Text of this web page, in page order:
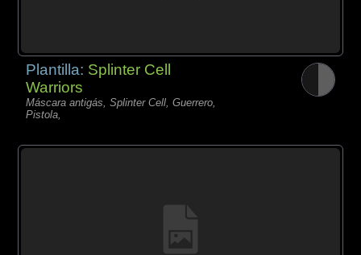
Plantilla: Splinter Cell
Warriors
Máscara antigás, Splinter Cell, Guerrero,
Pistola,